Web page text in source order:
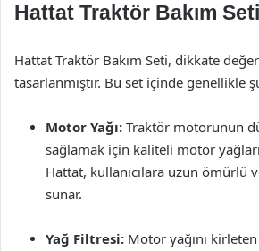
Hattat Traktör Bakım
Hattat Traktör Bakım Seti, dikkate
tasarlanmıştır. Bu set içinde genellikle
Motor Yağı: Traktör motorunun
sağlamak için kaliteli motor
Hattat, kullanıcılara uzun ömürlü
sunar.
Yağ Filtresi: Motor yağını